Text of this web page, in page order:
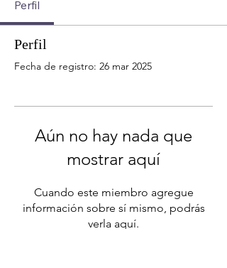
Perfil
Perfil
Fecha de registro: 26 mar 2025
Aún no hay nada que
mostrar aquí
Cuando este miembro agregue
información sobre sí mismo, podrás
verla aquí.